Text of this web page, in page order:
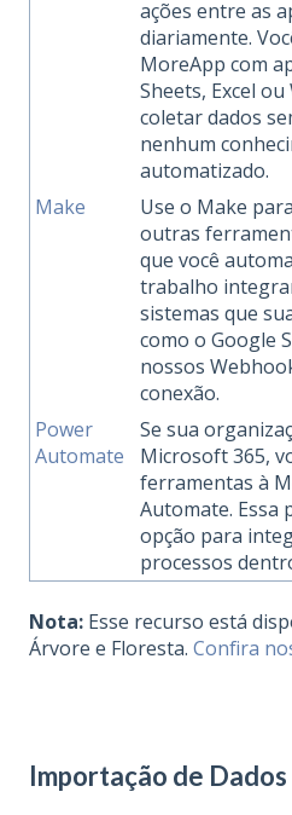
ações entre as
diariamente.
MoreApp com
Sheets, Excel
coletar dados
nenhum
automatizado.
Make
Use o Make
outras
que você
trabalho
sistemas que
como o Google
nossos
conexão.
Power
Automate
Se sua
Microsoft 365,
ferramentas à
Automate. Essa
opção para
processos
Nota: Esse recurso está
Árvore e Floresta. Confira
Importação de Dados